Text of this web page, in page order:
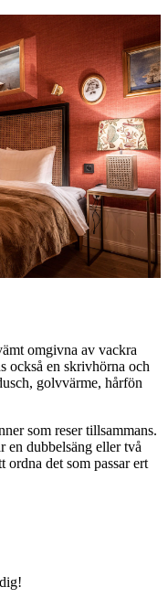
omgivna av vackra
också en skrivhörna och
golvvärme, hårfön
som reser tillsammans.
dubbelsäng eller två
ordna det som passar ert